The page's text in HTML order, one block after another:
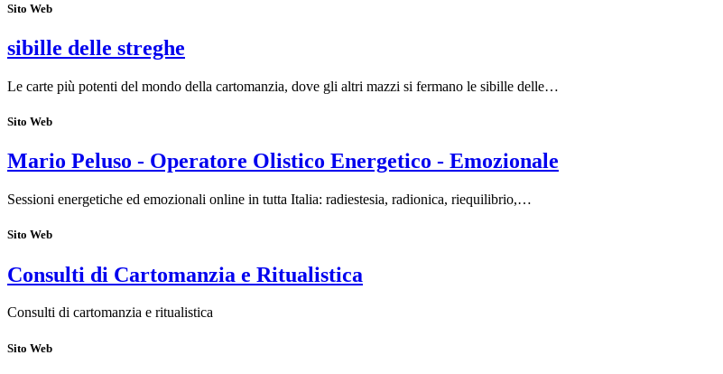
Sito Web
sibille delle streghe
Le carte più potenti del mondo della cartomanzia, dove gli altri mazzi si fermano le sibille delle…
Sito Web
Mario Peluso - Operatore Olistico Energetico - Emozionale
Sessioni energetiche ed emozionali online in tutta Italia: radiestesia, radionica, riequilibrio,…
Sito Web
Consulti di Cartomanzia e Ritualistica
Consulti di cartomanzia e ritualistica
Sito Web